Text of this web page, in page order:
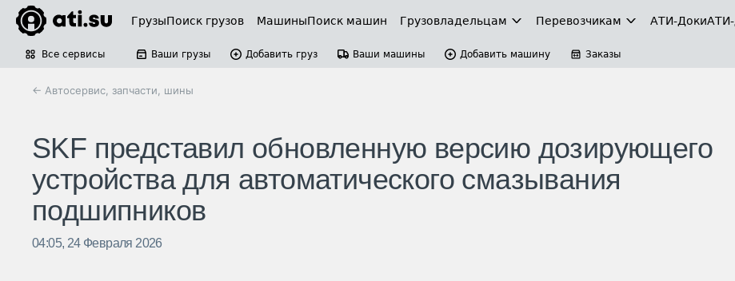
ГрузыПоиск грузов МашиныПоиск машин Грузовладельцам Перевозчикам АТИ-Доки
Все сервисы Ваши грузы Добавить груз Ваши машины Добавить машину Заказы
← Автосервис, запчасти, шины
SKF представил обновленную версию дозирующего
устройства для автоматического смазывания
подшипников
04:05, 24 Февраля 2026